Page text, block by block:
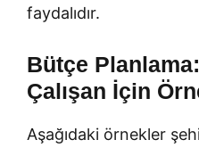
faydalıdır.
Bütçe
Çalışan İçin
Aşağıdaki örnekler